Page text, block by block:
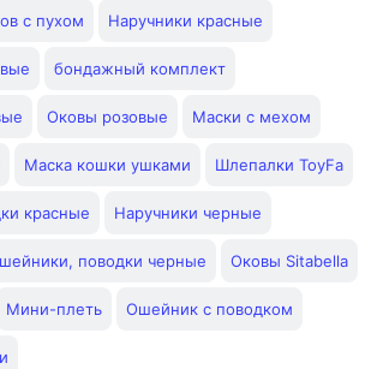
с пухом Наручники красные
бондажный комплект
Оковы розовые Маски с мехом
Маска кошки ушками Шлепалки ToyFa
красные Наручники черные
поводки черные Оковы Sitabella
Мини-плеть Ошейник с поводком